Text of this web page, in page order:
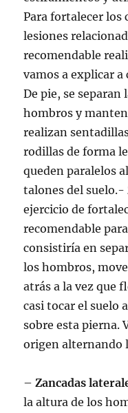
Para fortalecer los
lesiones
recomendable
vamos a explicar
De pie, se separan
hombros y
realizan
rodillas de forma
queden paralelos
talones del suelo.-
ejercicio de
recomendable
consistiría en
los hombros,
atrás a la vez que
casi tocar el suelo
sobre esta pierna.
origen alternando
–Zancadas
la altura de los